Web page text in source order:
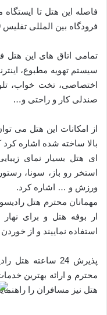
فرودگاه بین المللی تفلیس 19 کیلومتر می باشد.
تمامی اتاق های این هتل
سیستم تهویه مطبوع،
اختصاصی، تخت خواب،
صندلی کار و راحتی و…
از امکانات این هتل می
بالا ساخته شده اشاره
ای هتل بسیار نمای
استخر رو باز، سونا،
ورزش و … اشاره کرد.
مهمانان محترم هتل
ار بوفه هتل و برای
استفاده نماییند و از
پذیرش 24 ساعته
محترم و ارائه بهترین
هتل نیز مسافران را